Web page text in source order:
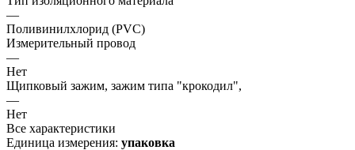
—
Поливинилхлорид (PVC)
Измерительный провод
—
Нет
Щипковый зажим, зажим типа "крокодил",
—
Нет
Все характеристики
Единица измерения: упаковка